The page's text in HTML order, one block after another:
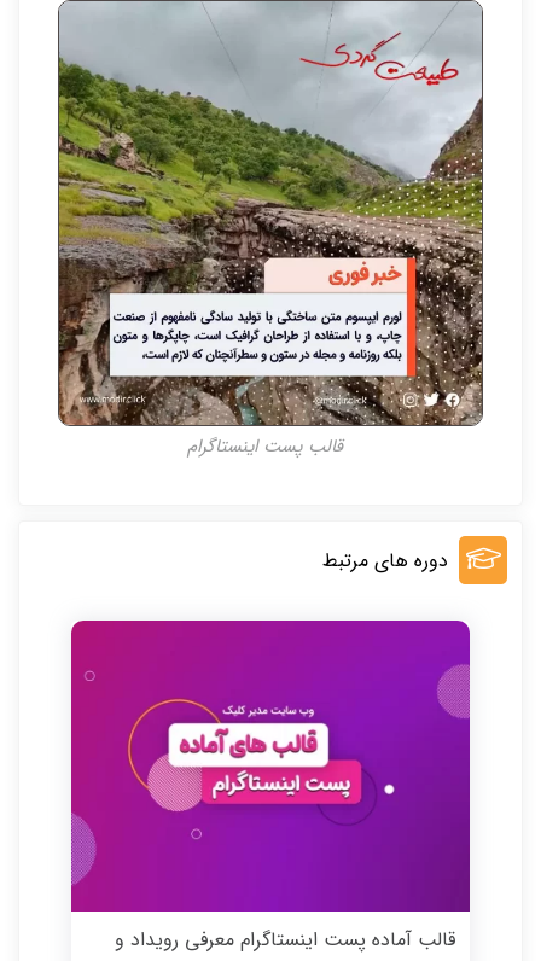
قالب پست اینستاگرام
دوره های مرتبط
قالب آماده پست اینستاگرام معرفی رویداد و